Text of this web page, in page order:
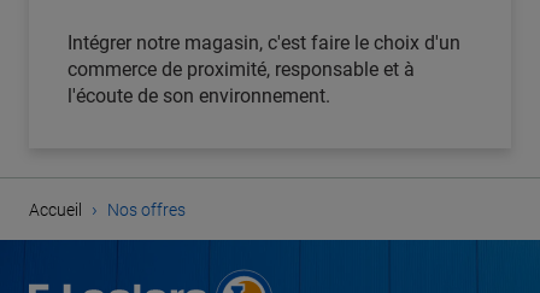
Intégrer notre magasin, c'est faire le choix d'un
commerce de proximité, responsable et à
l'écoute de son environnement.
Accueil › Nos offres